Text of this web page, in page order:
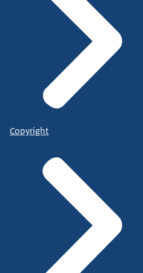
Copyright